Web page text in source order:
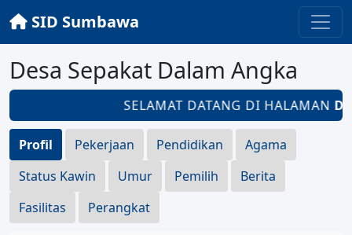
SID Sumbawa
Desa Sepakat Dalam Angka
SELAMAT DATANG DI HALAMAN
Profil Pekerjaan Pendidikan
Agama
Status Kawin
Umur Pemilih
Berita
Fasilitas
Perangkat